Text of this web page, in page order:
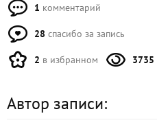
1 комментарий
28 спасибо за запись
2 в избранном 3735
Автор записи: